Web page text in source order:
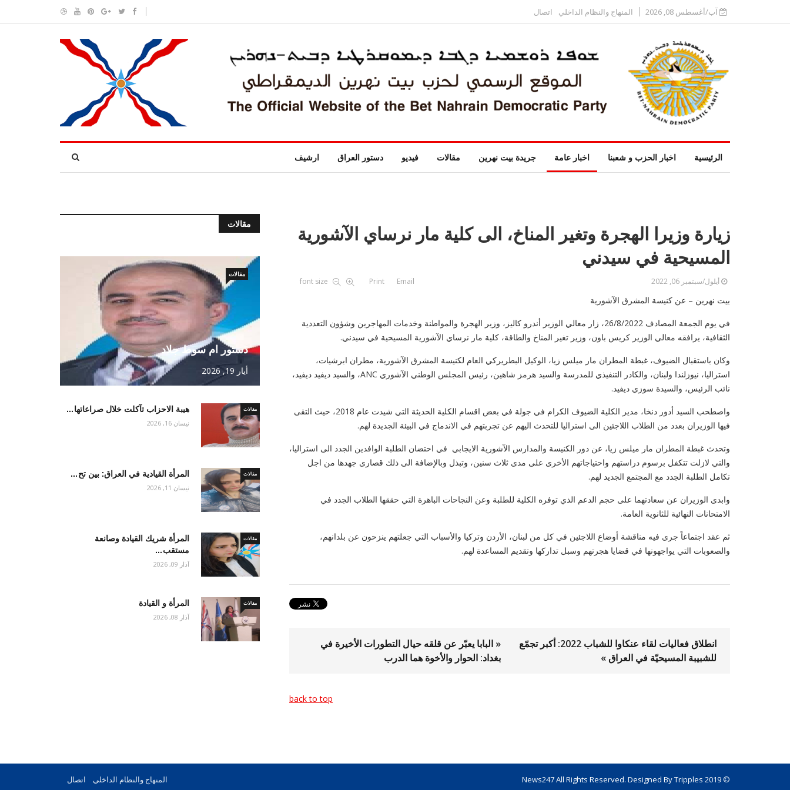
آب/أغسطس 08, 2026 المنهاج والنظام الداخلي اتصال
الرئيسية اخبار الحزب و شعبنا اخبار عامة جريدة بيت نهرين مقالات فيديو دستور العراق ارشيف
زيارة وزيرا الهجرة وتغير المناخ، الى كلية مار نرساي الآشورية
المسيحية في سيدني
أيلول/سبتمبر 06, 2022 font size Print Email
بيت نهرين – عن كنيسة المشرق الآشورية
في يوم الجمعة المصادف 26/8/2022، زار معالي الوزير أندرو كاليز، وزير الهجرة والمواطنة وخدمات المهاجرين وشؤون التعددية
الثقافية، يرافقه معالي الوزير كريس باون، وزير تغير المناخ والطاقة، كلية مار نرساي الآشورية المسيحية في سيدني.
وكان باستقبال الضيوف، غبطة المطران مار ميلس زيا، الوكيل البطريركي العام لكنيسة المشرق الآشورية، مطران ابرشيات،
استراليا، نيوزلندا ولبنان، والكادر التنفيذي للمدرسة والسيد هرمز شاهين، رئيس المجلس الوطني الآشوري ANC، والسيد ديفيد ديفيد،
نائب الرئيس، والسيدة سوزي ديفيد.
واصطحب السيد أدور دنخا، مدير الكلية الضيوف الكرام في جولة في بعض اقسام الكلية الحديثة التي شيدت عام 2018، حيث التقى
فيها الوزيران بعدد من الطلاب اللاجئين الى استراليا للتحدث اليهم عن تجربتهم في الاندماج في البيئة الجديدة لهم.
وتحدث غبطة المطران مار ميلس زيا، عن دور الكنيسة والمدارس الآشورية الايجابي في احتضان الطلبة الوافدين الجدد الى استراليا،
والتي لازلت تتكفل برسوم دراستهم واحتياجاتهم الأخرى على مدى ثلاث سنين، وتبذل وبالإضافة الى ذلك قصارى جهدها من اجل
تكامل الطلبة الجدد مع المجتمع الجديد لهم.
وابدى الوزيران عن سعادتهما على حجم الدعم الذي توفره الكلية للطلبة وعن النجاحات الباهرة التي حققها الطلاب الجدد في
الامتحانات النهائية للثانوية العامة.
ثم عقد اجتماعاً جرى فيه مناقشة أوضاع اللاجئين في كل من لبنان، الأردن وتركيا والأسباب التي جعلتهم ينزحون عن بلدانهم،
والصعوبات التي يواجهونها في قضايا هجرتهم وسبل تداركها وتقديم المساعدة لهم.
« البابا يعبّر عن قلقه حيال التطورات الأخيرة في
بغداد: الحوار والأخوة هما الدرب
انطلاق فعاليات لقاء عنكاوا للشباب 2022: أكبر تجمّع
للشبيبة المسيحيّة في العراق »
back to top
مقالات
دستور ام سوط جلاد
أيار 19, 2026
مقالات
هيبة الاحزاب تآكلت خلال صراعاتها… مقالات
نيسان 16, 2026
المرأة القيادية في العراق: بين تح… مقالات
نيسان 11, 2026
المرأة شريك القيادة وصانعة
مستقب…
مقالات
آذار 09, 2026
المرأة و القيادة مقالات
آذار 08, 2026
© 2019 News247 All Rights Reserved. Designed By Tripples المنهاج والنظام الداخلي اتصال